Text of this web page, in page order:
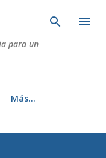
para un
Más…